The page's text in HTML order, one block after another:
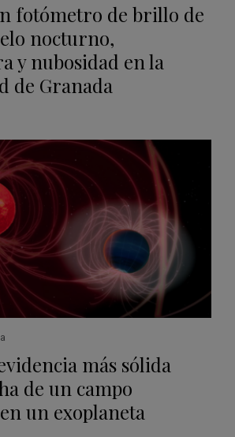
fotómetro de brillo de
nocturno,
y nubosidad en la
de Granada
más sólida
de un campo
un exoplaneta